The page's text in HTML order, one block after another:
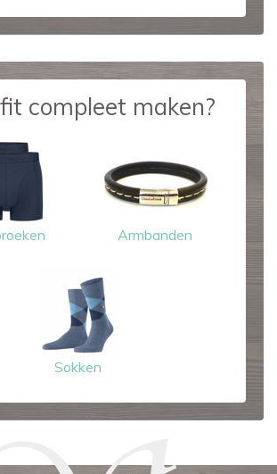
compleet maken?
Armbanden
Sokken